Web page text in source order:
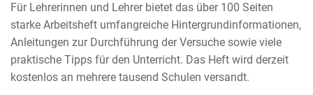
Für Lehrerinnen und Lehrer bietet das über 100 Seiten
starke Arbeitsheft umfangreiche Hintergrundinformationen,
Anleitungen zur Durchführung der Versuche sowie viele
praktische Tipps für den Unterricht. Das Heft wird derzeit
kostenlos an mehrere tausend Schulen versandt.